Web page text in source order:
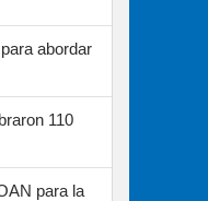
abordar
110
para la